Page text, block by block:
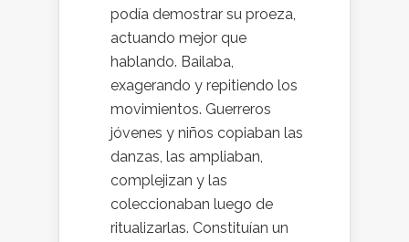
podía demostrar su proeza,
actuando mejor que
hablando. Bailaba,
exagerando y repitiendo los
movimientos. Guerreros
jóvenes y niños copiaban las
danzas, las ampliaban,
complejizan y las
coleccionaban luego de
ritualizarlas. Constituían un